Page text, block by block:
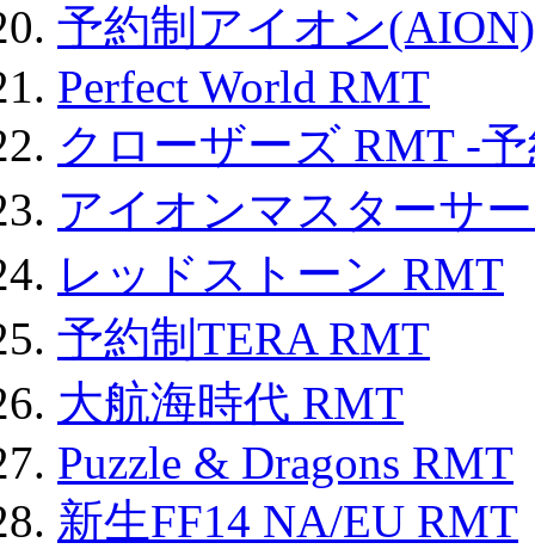
予約制アイオン
Perfect World RMT
クローザーズ RMT -
アイオンマスターサ
レッドストーン RMT
予約制TERA RMT
大航海時代 RMT
Puzzle & Dragons RMT
新生FF14 NA/EU RMT